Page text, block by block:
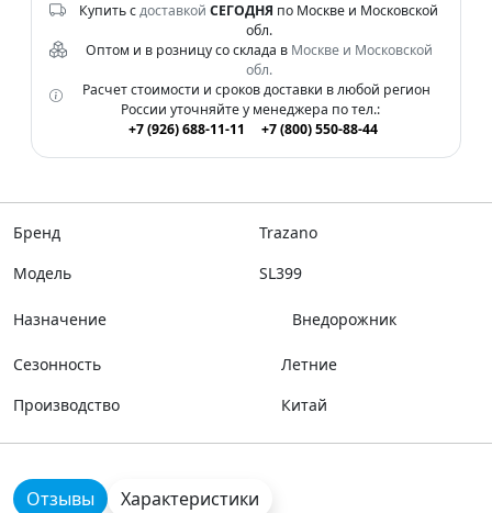
Купить сдоставкой СЕГОДНЯ по Москве и Московской
обл.
Оптом и в розницу со склада в Москве и Московской
обл.
Расчет стоимости и сроков доставки в любой регион
России уточняйте у менеджера по тел.:
+7 (926) 688-11-11
+7 (800) 550-88-44
Бренд
Trazano
Модель
SL399
Назначение Внедорожник
Сезонность
Летние
Производство
Китай
Отзывы Характеристики